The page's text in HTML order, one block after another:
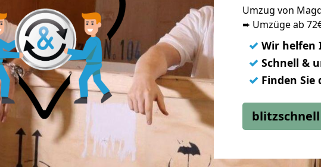
Umzug von
➨ Umzüge ab
✓ Wir helfen
✓ Schnell &
✓ Finden